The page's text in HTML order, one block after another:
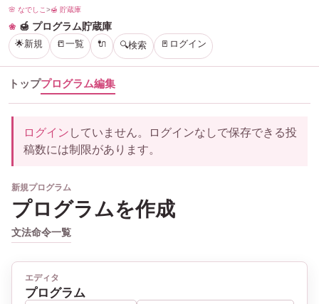
🌸 なでしこ >🍯 貯蔵庫
🍯 プログラム貯蔵庫
🌟新規 📒一覧 🔌 🔍検索 🚪ログイン
トッププログラム編集
ログイン していません。ログインなしで保存できる投
稿数には制限があります。
新規プログラム
プログラムを作成
文法命令一覧
エディタ
プログラム